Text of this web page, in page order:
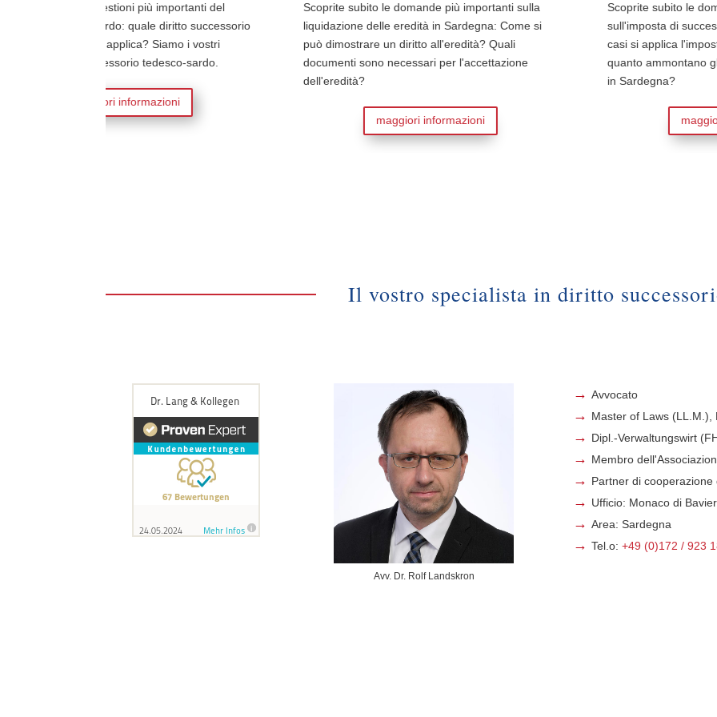
diritto successorio
Scoprite subito le domande più importanti sulla
liquidazione delle eredità in Sardegna: Come si
può dimostrare un diritto all'eredità? Quali
documenti sono necessari per l'accettazione
Scoprite subito le domande più importanti
sull'imposta di successione in Sardegna: In quali
casi si applica l'imposta di successione sarda? A
quanto ammontano gli importi esenti da imposte
Il vostro specialista in diritto
Avv. Dr. Rolf Landskron
Avvocato
Master of Laws (LL.M.),
Dipl.-Verwaltungswirt
Membro
Partner di
Ufficio: Monaco di
Area: Sardegna
Tel.o: +49 (0)172 / 923